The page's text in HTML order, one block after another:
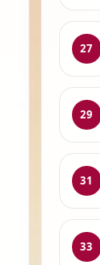
27
29
31
33